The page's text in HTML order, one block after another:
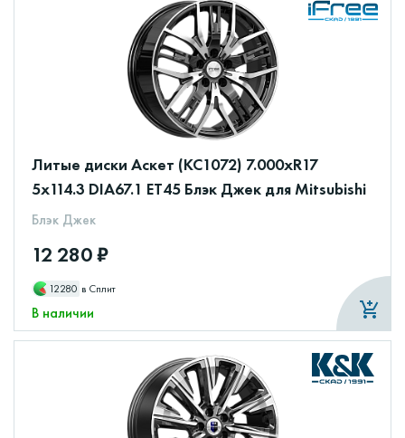
Литые диски Аскет (КС1072) 7.000xR17
5x114.3 DIA67.1 ET45 Блэк Джек для Mitsubishi
Блэк Джек
12 280 ₽
12280 в Сплит
В наличии